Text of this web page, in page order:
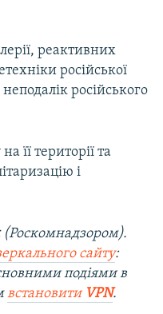
реактивних
російської
російського
її території та
і
(Роскомнадзором).
сайту:
подіями в
встановити VPN.